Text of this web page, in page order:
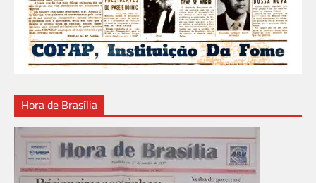
Hora de Brasília